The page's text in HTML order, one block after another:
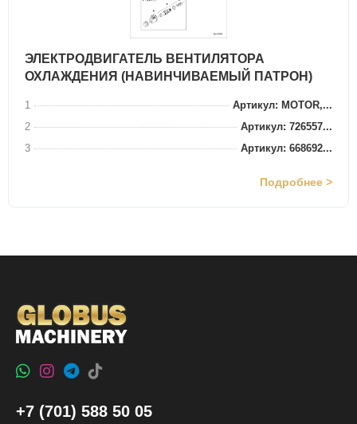
ЭЛЕКТРОДВИГАТЕЛЬ ВЕНТИЛЯТОРА
ОХЛАЖДЕНИЯ (НАВИНЧИВАЕМЫЙ ПАТРОН)
1
Артикул: MOTOR,...
2
Артикул: 726557...
3
Артикул: 668692...
Подробнее >
+7 (701) 588 50 05